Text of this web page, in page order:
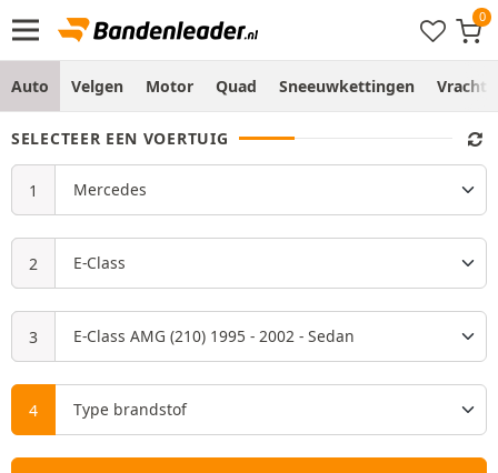
Auto Velgen Motor Quad Sneeuwkettingen
SELECTEER EEN VOERTUIG